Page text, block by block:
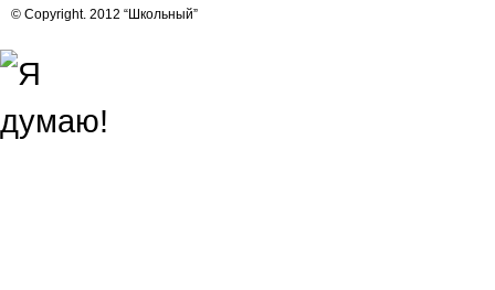
© Copyright. 2012 “Школьный”